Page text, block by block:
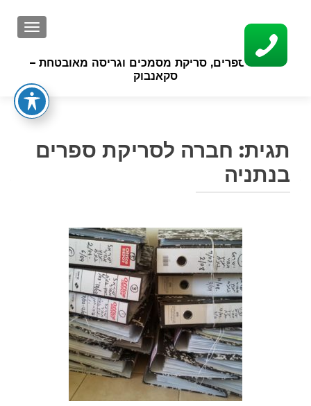
סריקת ספרים, סריקת מסמכים וגריסה מאובטחת –
סקאנבוק
תגית: חברה לסריקת ספרים
בנתניה